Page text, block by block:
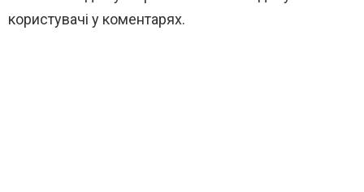
користувачі у коментарях.